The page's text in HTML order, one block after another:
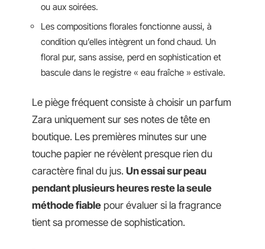
ou aux soirées.
Les compositions florales fonctionne aussi, à
condition qu’elles intègrent un fond chaud. Un
floral pur, sans assise, perd en sophistication et
bascule dans le registre « eau fraîche » estivale.
Le piège fréquent consiste à choisir un parfum
Zara uniquement sur ses notes de tête en
boutique. Les premières minutes sur une
touche papier ne révèlent presque rien du
caractère final du jus. Un essai sur peau
pendant plusieurs heures reste la seule
méthode fiable pour évaluer si la fragrance
tient sa promesse de sophistication.